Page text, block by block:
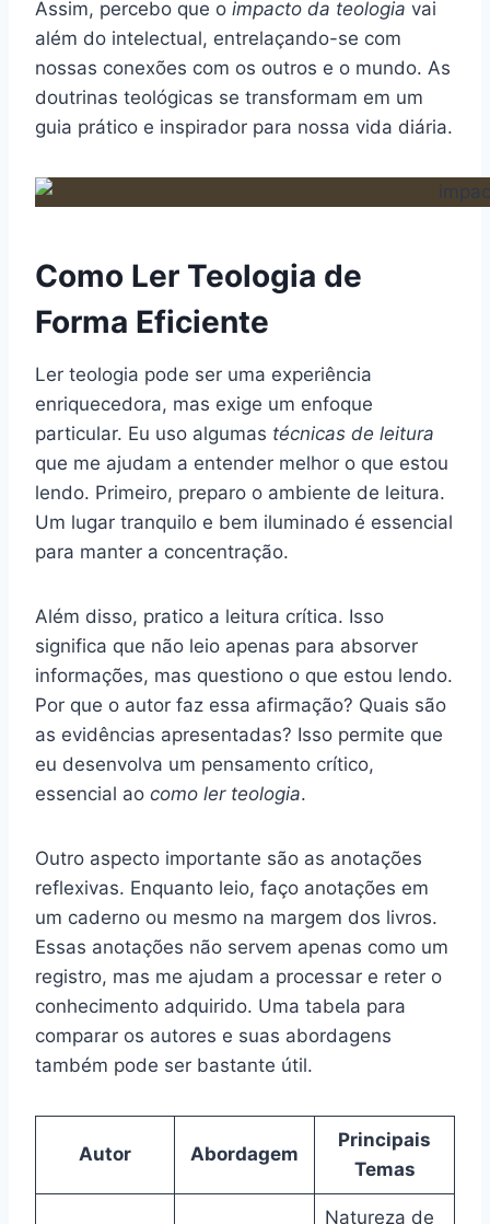
Assim, percebo que o impacto da teologia vai
além do intelectual, entrelaçando-se com
nossas conexões com os outros e o mundo. As
doutrinas teológicas se transformam em um
guia prático e inspirador para nossa vida diária.
Como Ler Teologia de
Forma Eficiente
Ler teologia pode ser uma experiência
enriquecedora, mas exige um enfoque
particular. Eu uso algumas técnicas de leitura
que me ajudam a entender melhor o que estou
lendo. Primeiro, preparo o ambiente de leitura.
Um lugar tranquilo e bem iluminado é essencial
para manter a concentração.
Além disso, pratico a leitura crítica. Isso
significa que não leio apenas para absorver
informações, mas questiono o que estou lendo.
Por que o autor faz essa afirmação? Quais são
as evidências apresentadas? Isso permite que
eu desenvolva um pensamento crítico,
essencial ao como ler teologia.
Outro aspecto importante são as anotações
reflexivas. Enquanto leio, faço anotações em
um caderno ou mesmo na margem dos livros.
Essas anotações não servem apenas como um
registro, mas me ajudam a processar e reter o
conhecimento adquirido. Uma tabela para
comparar os autores e suas abordagens
também pode ser bastante útil.
Autor Abordagem
Principais
Temas
Natureza de